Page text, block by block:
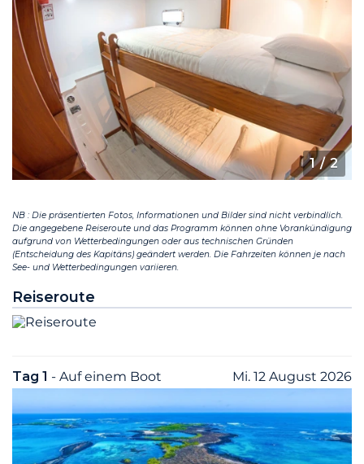
1/ 2
NB : Die präsentierten Fotos, Informationen und Bilder sind nicht verbindlich.
Die angegebene Reiseroute und das Programm können ohne Vorankündigung
aufgrund von Wetterbedingungen oder aus technischen Gründen
(Entscheidung des Kapitäns) geändert werden. Die Fahrzeiten können je nach
See- und Wetterbedingungen variieren.
Reiseroute
Tag 1 - Auf einem Boot Mi. 12 August 2026